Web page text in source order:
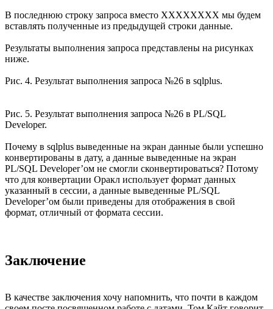
Рис. 3. Установка NLS параметров отображения дат в PL/SQL
Developer.
Чем могут быть вредны NLS настройки утилит
Отображение даты в формате отличном от формата сессии
вредно по одной причине – оно вводит пользователя в
заблуждение и может привести к возникновению ошибок.
--Меняем параметры сессии по умолчанию
alter session set NLS_DATE_FORMAT='DD.MON.RR
--Пытаемся преобразовать полученные из предыдущего
select to_date(ХХХХХХХХ) from dual;